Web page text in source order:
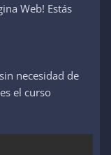
Web! Estás
necesidad de
el curso